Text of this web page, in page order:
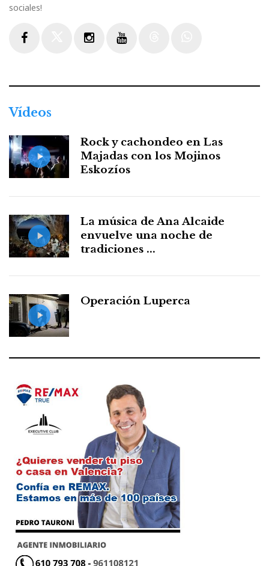
sociales!
Vídeos
Rock y cachondeo en Las
Majadas con los Mojinos
Eskozíos
La música de Ana Alcaide
envuelve una noche de
tradiciones ...
Operación Luperca